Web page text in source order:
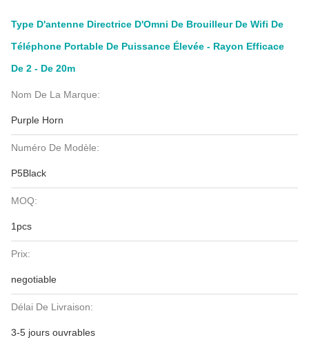
Type D'antenne Directrice D'Omni De Brouilleur De Wifi De
Téléphone Portable De Puissance Élevée - Rayon Efficace
De 2 - De 20m
Nom De La Marque:
Purple Horn
Numéro De Modèle:
P5Black
MOQ:
1pcs
Prix:
negotiable
Délai De Livraison:
3-5 jours ouvrables